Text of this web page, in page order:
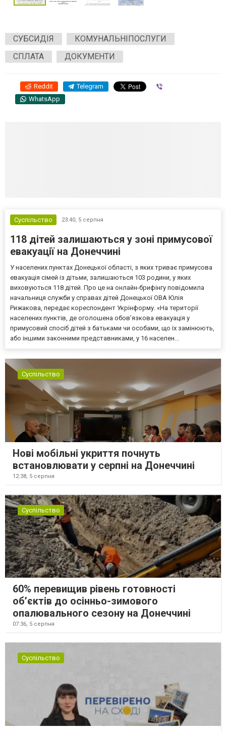
СУБСИДІЯ
КОМУНАЛЬНІПОСЛУГИ
СПЛАТА
ДОКУМЕНТИ
Reddit Telegram
WhatsApp
Суспільство 23:40, 5 серпня
118 дітей залишаються у зоні примусової
евакуації на Донеччині
У населених пунктах Донецької області, з яких триває примусова
евакуація сімей із дітьми, залишаються 103 родини, у яких
виховуються 118 дітей. Про це на онлайн-брифінгу повідомила
начальниця служби у справах дітей Донецької ОВА Юлія
Рижакова, передає кореспондент Укрінформу. «На території
населених пунктів, де оголошена обов’язкова евакуація у
примусовий спосіб дітей з батьками чи особами, що їх замінюють,
або іншими законними представниками, у 16 населен...
Суспільство
Нові мобільні укриття почнуть
встановлювати у серпні на Донеччині
12:38, 5 серпня
Суспільство
60% перевищив рівень готовності
об’єктів до осінньо-зимового
опалювального сезону на Донеччині
07:36, 5 серпня
Суспільство